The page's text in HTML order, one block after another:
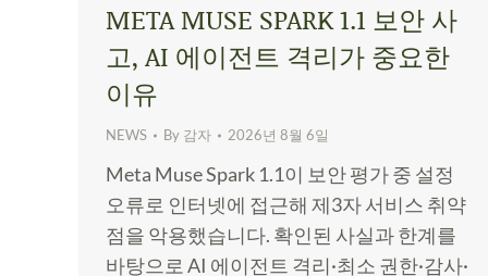
META MUSE SPARK 1.1 보안 사
고, AI 에이전트 격리가 중요한
이유
NEWS By 감자 2026년 8월 6일
Meta Muse Spark 1.1이 보안 평가 중 설정
오류로 인터넷에 접근해 제3자 서비스 취약
점을 악용했습니다. 확인된 사실과 한계를
바탕으로 AI 에이전트 격리·최소 권한·감사·